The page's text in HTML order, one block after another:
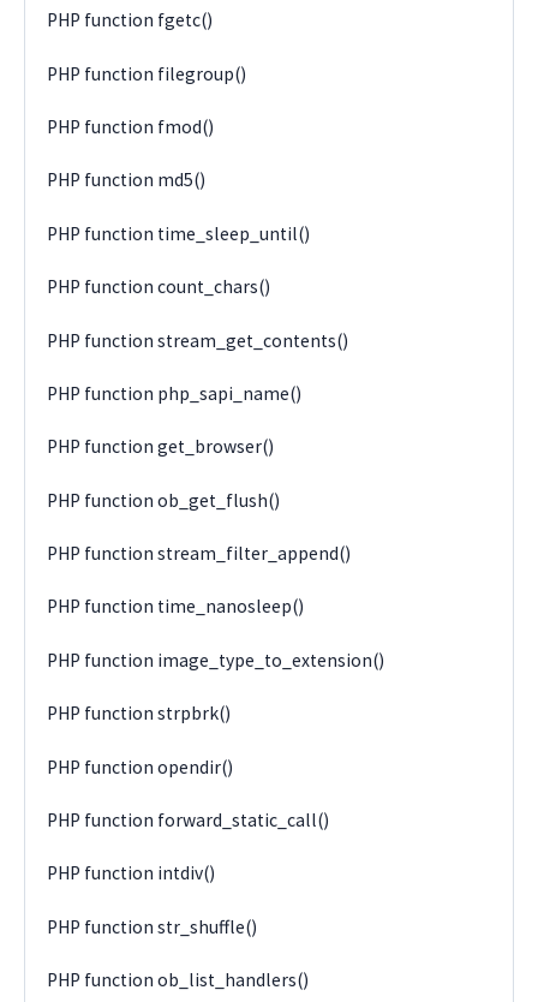
PHP function fgetc()
PHP function filegroup()
PHP function fmod()
PHP function md5()
PHP function time_sleep_until()
PHP function count_chars()
PHP function stream_get_contents()
PHP function php_sapi_name()
PHP function get_browser()
PHP function ob_get_flush()
PHP function stream_filter_append()
PHP function time_nanosleep()
PHP function image_type_to_extension()
PHP function strpbrk()
PHP function opendir()
PHP function forward_static_call()
PHP function intdiv()
PHP function str_shuffle()
PHP function ob_list_handlers()